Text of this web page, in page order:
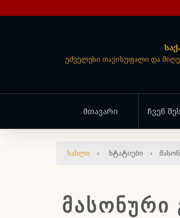
უძველესი თავისუფალი და
მთავარი ჩვენ
სახლი › სტატიები ›
ᲛᲐᲡᲝᲜᲣᲠᲘ